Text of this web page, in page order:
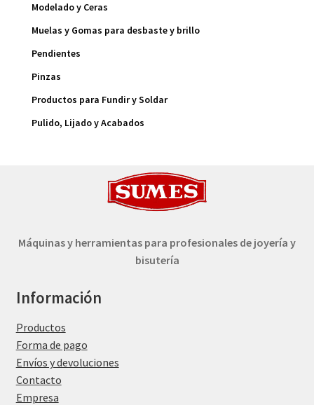
Modelado y Ceras
Muelas y Gomas para desbaste y brillo
Pendientes
Pinzas
Productos para Fundir y Soldar
Pulido, Lijado y Acabados
Máquinas y herramientas para profesionales de joyería y
bisutería
Información
Productos
Forma de pago
Envíos y devoluciones
Contacto
Empresa